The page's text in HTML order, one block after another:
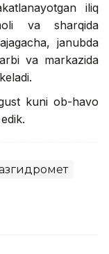
iliq
va sharqida
janubda
va markazida
kuni ob-havo